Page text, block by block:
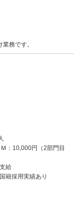
務です。
：10,000円（2部門目
給
籍採用実績あり